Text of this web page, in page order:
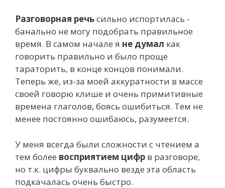
Разговорная речьсильно испортилась -
банально не могу подобрать правильное
время. В самом начале я не думал как
говорить правильно и было проще
тараторить, в конце концов понимали.
Теперь же, из-за моей аккуратности в массе
своей говорю клише и очень примитивные
времена глаголов, боясь ошибиться. Тем не
менее постоянно ошибаюсь, разумеется.
У меня всегда были сложности с чтением а
тем более восприятием цифр в разговоре,
но т.к. цифры буквально везде эта область
подкачалась очень быстро.